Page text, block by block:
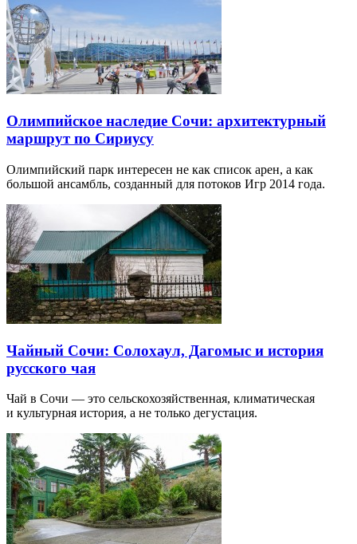
Олимпийское наследие Сочи: архитектурный
маршрут по Сириусу
Олимпийский парк интересен не как список арен, а как
большой ансамбль, созданный для потоков Игр 2014 года.
Чайный Сочи: Солохаул, Дагомыс и история
русского чая
Чай в Сочи — это сельскохозяйственная, климатическая
и культурная история, а не только дегустация.